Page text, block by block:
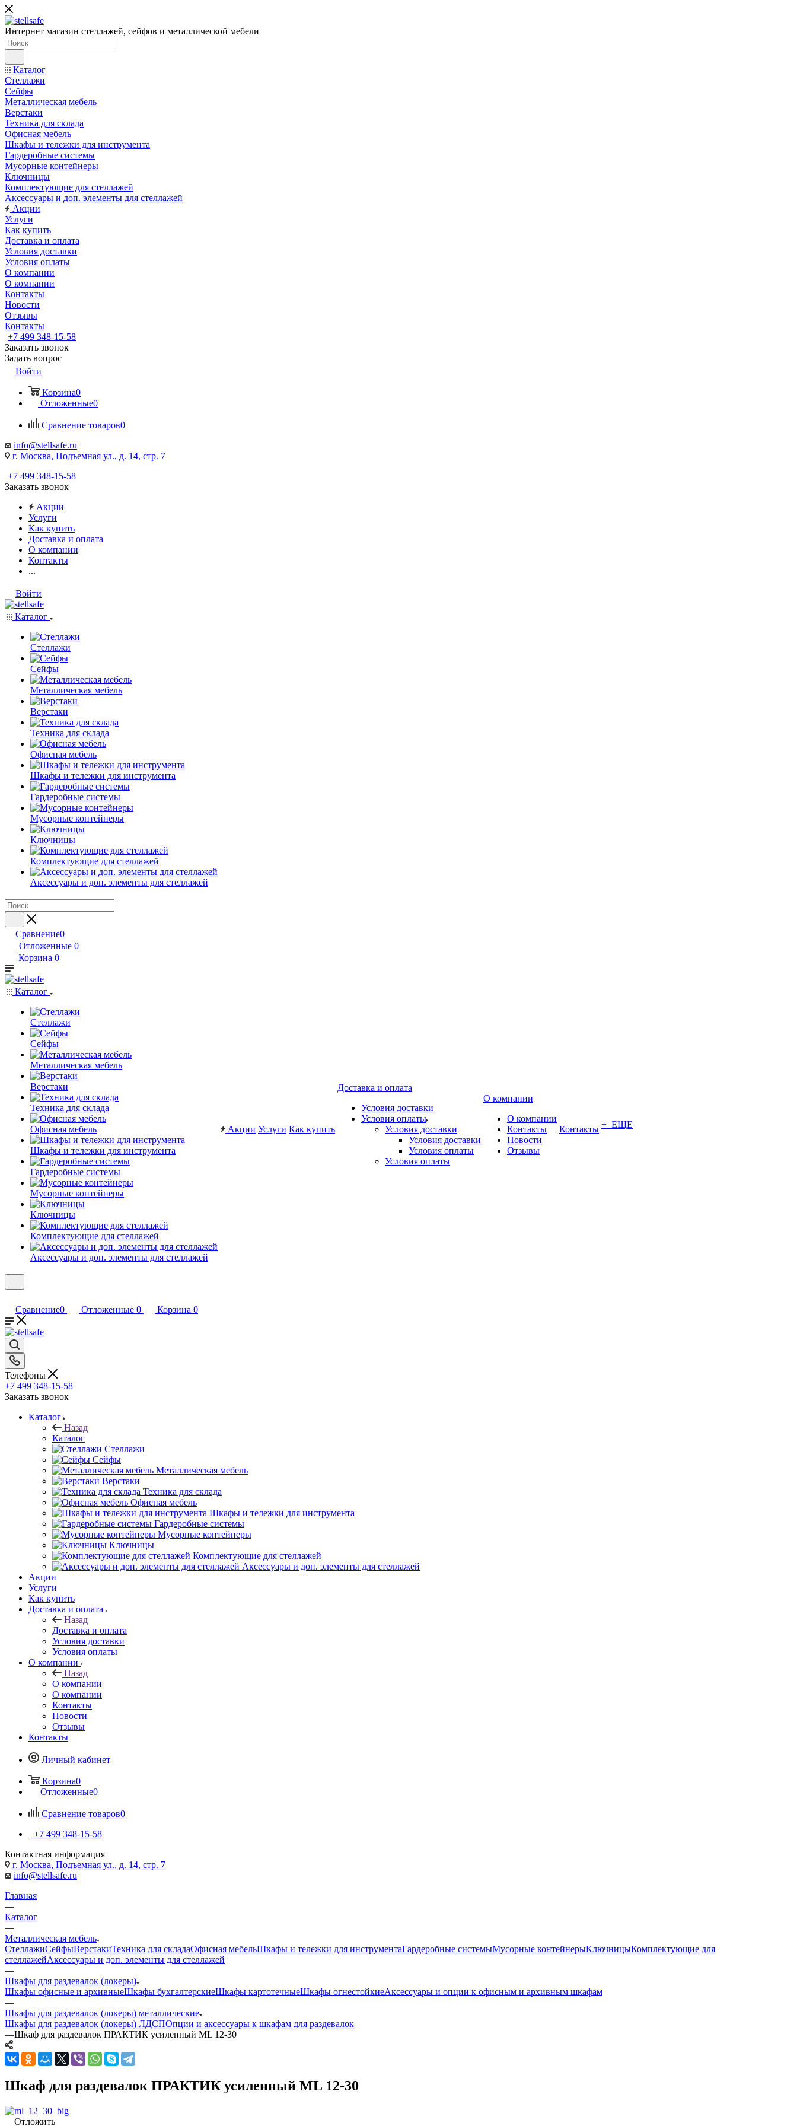
Интернет магазин стеллажей, сейфов и металлической мебели
Каталог
Стеллажи
Сейфы
Металлическая мебель
Верстаки
Техника для склада
Офисная мебель
Шкафы и тележки для инструмента
Гардеробные системы
Мусорные контейнеры
Ключницы
Комплектующие для стеллажей
Аксессуары и доп. элементы для стеллажей
Акции
Услуги
Как купить
Доставка и оплата
Условия доставки
Условия оплаты
О компании
О компании
Контакты
Новости
Отзывы
Контакты
+7 499 348-15-58
Заказать звонок
Задать вопрос
Войти
Корзина0
Отложенные0
Сравнение товаров0
info@stellsafe.ru
г. Москва, Подъемная ул., д. 14, стр. 7
+7 499 348-15-58
Заказать звонок
Акции
Услуги
Как купить
Доставка и оплата
О компании
Контакты
...
Войти
Каталог
Стеллажи
Сейфы
Металлическая мебель
Верстаки
Техника для склада
Офисная мебель
Шкафы и тележки для инструмента
Гардеробные системы
Мусорные контейнеры
Ключницы
Комплектующие для стеллажей
Аксессуары и доп. элементы для стеллажей
Сравнение0
Отложенные 0
Корзина 0
Каталог
Стеллажи
Сейфы
Металлическая мебель
Верстаки
Техника для склада
Офисная мебель
Шкафы и тележки для инструмента
Гардеробные системы
Мусорные контейнеры
Ключницы
Комплектующие для стеллажей
Аксессуары и доп. элементы для стеллажей
Акции Услуги Как купить
Доставка и оплата
Условия доставки
Условия оплаты
Условия доставки
Условия доставки
Условия оплаты
Условия оплаты
О компании
О компании
Контакты
Новости
Отзывы
Контакты + ЕЩЕ
Сравнение0 Отложенные 0 Корзина 0
Телефоны
+7 499 348-15-58
Заказать звонок
Каталог
Назад
Каталог
Стеллажи
Сейфы
Металлическая мебель
Верстаки
Техника для склада
Офисная мебель
Шкафы и тележки для инструмента
Гардеробные системы
Мусорные контейнеры
Ключницы
Комплектующие для стеллажей
Аксессуары и доп. элементы для стеллажей
Акции
Услуги
Как купить
Доставка и оплата
Назад
Доставка и оплата
Условия доставки
Условия оплаты
О компании
Назад
О компании
О компании
Контакты
Новости
Отзывы
Контакты
Личный кабинет
Корзина0
Отложенные0
Сравнение товаров0
+7 499 348-15-58
Контактная информация
г. Москва, Подъемная ул., д. 14, стр. 7
info@stellsafe.ru
Главная
—
Каталог
—
Металлическая мебель
СтеллажиСейфыВерстакиТехника для складаОфисная мебельШкафы и тележки для инструментаГардеробные системыМусорные контейнерыКлючницыКомплектующие для
стеллажейАксессуары и доп. элементы для стеллажей
—
Шкафы для раздевалок (локеры)
Шкафы офисные и архивныеШкафы бухгалтерскиеШкафы картотечныеШкафы огнестойкиеАксессуары и опции к офисным и архивным шкафам
—
Шкафы для раздевалок (локеры) металлические
Шкафы для раздевалок (локеры) ЛДСПОпции и аксессуары к шкафам для раздевалок
—Шкаф для раздевалок ПРАКТИК усиленный ML 12-30
Шкаф для раздевалок ПРАКТИК усиленный ML 12-30
Отложить